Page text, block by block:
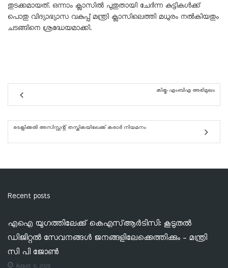
തുടക്കമായത്. ഒന്നാം ക്ലാസിൽ പുതുതായി ചേർന്ന കുട്ടികൾക്ക്
പൊതു വിദ്യാഭ്യാസ വകുപ്പ് മന്ത്രി ക്ലാസിലെത്തി മധുരം നൽകിയതും
ചടങ്ങിനെ ശ്രദ്ധേയമാക്കി.
കിക്മ എംബിഎ അഭിമുഖം
ടെക്നിക്കൽ അസിസ്റ്റന്റ് തസ്തികയിലേക്ക് കരാർ നിയമനം
Recent posts
എഐ യുഗത്തിലേക്ക് കെഎസ്ആർടിസി: കൂടുതൽ
ഡിജിറ്റൽ സേവനങ്ങൾ ജനങ്ങളിലേക്കെത്തിക്കും – മന്ത്രി
സി പി ജോൺ
August 6, 2026